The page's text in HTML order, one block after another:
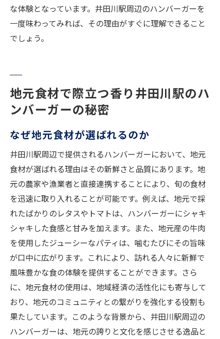
な体験となっています。井田川駅周辺のハンバーガーを
一度味わってみれば、その理由がすぐに理解できること
でしょう。
地元食材で際立つ香り井田川駅のハ
ンバーガーの秘密
なぜ地元食材が選ばれるのか
井田川駅周辺で提供されるハンバーガーにおいて、地元
食材が選ばれる理由はその新鮮さと品質にあります。地
元の農家や漁業者と直接連携することにより、旬の食材
を迅速に取り入れることが可能です。例えば、地元で採
れたばかりのレタスやトマトは、ハンバーガーにシャキ
シャキした食感と甘みを加えます。また、地元産の牛肉
を使用したジューシーなパティは、噛むたびにその旨味
が口中に広がります。これにより、訪れる人々に新鮮で
風味豊かな食の体験を提供することができます。さら
に、地元食材の使用は、地域経済の活性化にも寄与して
おり、地元のコミュニティとの繋がりを強化する役割も
果たしています。このような背景から、井田川駅周辺の
ハンバーガーは、地元の誇りと文化を感じさせる逸品と